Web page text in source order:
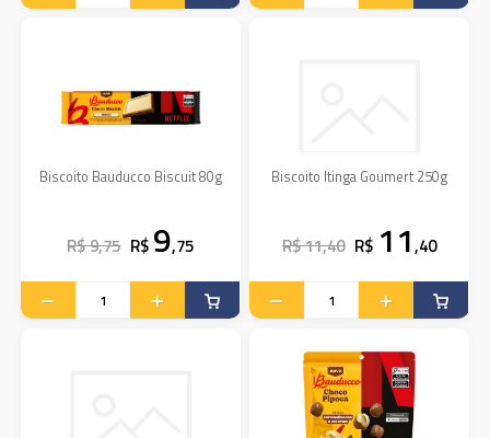
Biscoito Bauducco Biscuit 80g
R$ 9,75 R$ 9,75
Biscoito Itinga Goumert 250g
R$ 11,40 R$ 11,40